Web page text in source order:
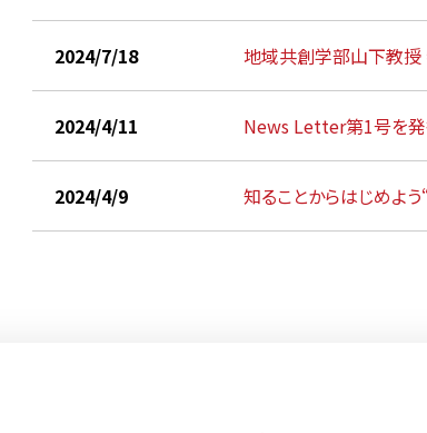
2024/7/18 地域共創学部山下教授
2024/4/11 News Letter第1号を発
2024/4/9 知ることからはじめよう